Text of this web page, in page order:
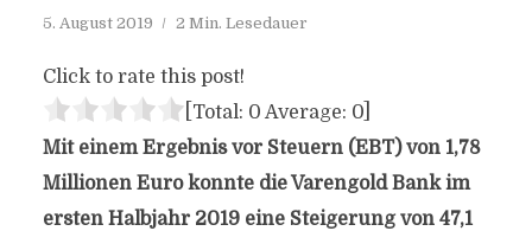
5. August 2019 2 Min. Lesedauer
Click to rate this post!
[Total: 0 Average: 0]
Mit einem Ergebnis vor Steuern (EBT) von 1,78
Millionen Euro konnte die Varengold Bank im
ersten Halbjahr 2019 eine Steigerung von 47,1